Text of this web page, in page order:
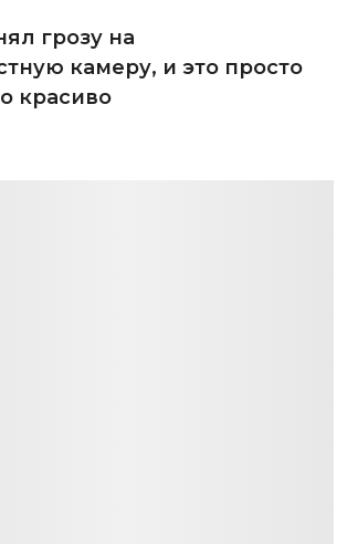
грозу на
камеру, и это просто
красиво